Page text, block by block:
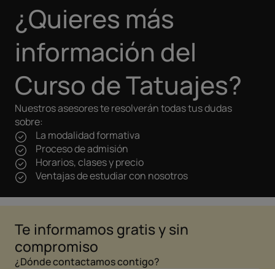
¿Quieres más
información del
Curso de Tatuajes?
Nuestros asesores te resolverán todas tus dudas
sobre:
La modalidad formativa
Proceso de admisión
Horarios, clases y precio
Ventajas de estudiar con nosotros
Te informamos gratis y sin
compromiso
¿Dónde contactamos contigo?